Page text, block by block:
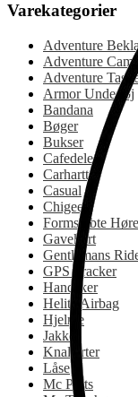
Varekategorier
Adventure
Adventure
Adventure
Armor Undertøj
Bandana
Bøger
Bukser
Cafedele
Carhartt
Casual
Chigee
Formstøbte
Gavekort
Gentlemans
GPS Tracker
Handsker
Helite Airbag
Hjelme
Jakker
Knallerter
Låse
Mc Parts